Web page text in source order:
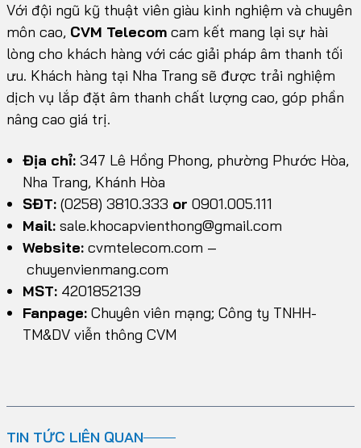
Với đội ngũ kỹ thuật viên giàu kinh nghiệm và chuyên
môn cao, CVM Telecom cam kết mang lại sự hài
lòng cho khách hàng với các giải pháp âm thanh tối
ưu. Khách hàng tại Nha Trang sẽ được trải nghiệm
dịch vụ lắp đặt âm thanh chất lượng cao, góp phần
nâng cao giá trị.
Địa chỉ: 347 Lê Hồng Phong, phường Phước Hòa,
Nha Trang, Khánh Hòa
SĐT: (0258) 3810.333 or 0901.005.111
Mail: sale.khocapvienthong@gmail.com
Website: cvmtelecom.com –
chuyenvienmang.com
MST: 4201852139
Fanpage: Chuyên viên mạng; Công ty TNHH-
TM&DV viễn thông CVM
TIN TỨC LIÊN QUAN